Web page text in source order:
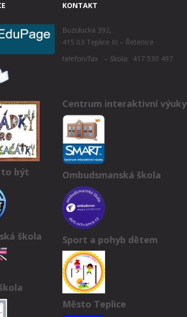
to být
škola
KONTAKT
Buzulucká 392,
415 03 Teplice III – Řetenice
telefon/fax – škola: 417 530 497
Centrum interaktivní výuky
Ombudsmanská škola
Sport a pohyb dětem
Město Teplice